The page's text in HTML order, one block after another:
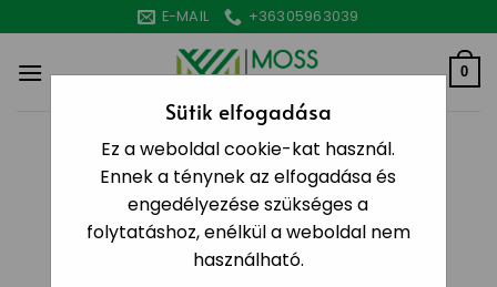
to
content
E-MAIL +36305963039
0
KEZDŐLAP / “KÖR ALAKÚ MOHA CSEMPE”
CÍMKÉVEL RENDELKEZŐ TERMÉKEK
SZŰRÉS
Sütik elfogadása
Ez a weboldal cookie-kat használ.
Ennek a ténynek az elfogadása és
engedélyezése szükséges a
folytatáshoz, enélkül a weboldal nem
használható.